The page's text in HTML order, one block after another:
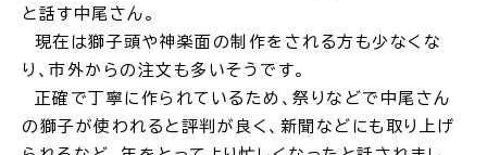
と話す中尾さん。
現在は獅子頭や神楽面の制作をされる方も少なくな
り、市外からの注文も多いそうです。
正確で丁寧に作られているため、祭りなどで中尾さん
の獅子が使われると評判が良く、新聞などにも取り上げ